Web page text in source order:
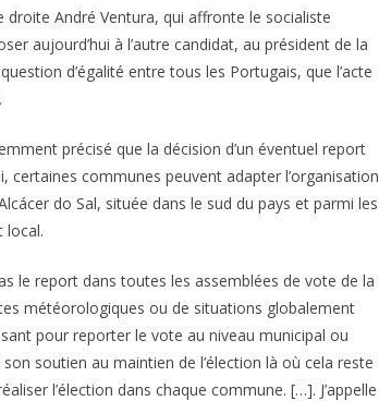
André Ventura, qui affronte le socialiste
aujourd’hui à l’autre candidat, au président de la
d’égalité entre tous les Portugais, que l’acte
précisé que la décision d’un éventuel report
certaines communes peuvent adapter l’organisation
do Sal, située dans le sud du pays et parmi les
local.
le report dans toutes les assemblées de vote de la
météorologiques ou de situations globalement
pour reporter le vote au niveau municipal ou
soutien au maintien de l’élection là où cela reste
l’élection dans chaque commune. […]. J’appelle